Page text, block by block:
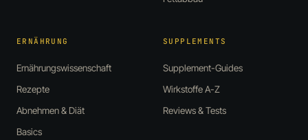
ERNÄHRUNG
Ernährungswissenschaft
Rezepte
Abnehmen & Diät
Basics
SUPPLEMENTS
Supplement-Guides
Wirkstoffe A-Z
Reviews & Tests